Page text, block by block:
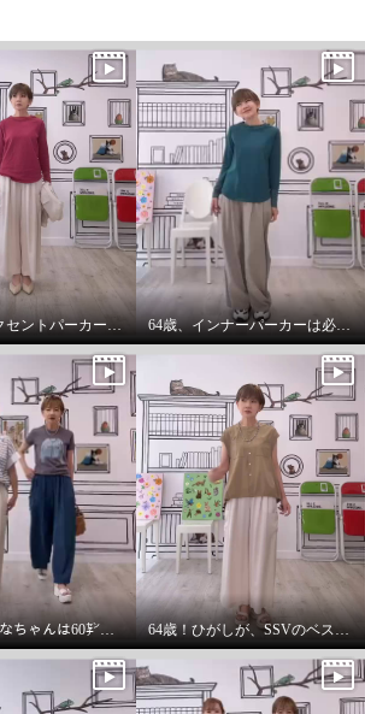
チュールアクセントパーカー64歳カジュアル大好きが推し！ 64歳、インナーパーカーは必需品です。
36歳157㌢りなちゃんは60㌢丈、64歳163㌢のひがしは65㌢丈を履く 64歳！ひがしが、SSVのベスト最高！推し‼️コーデ